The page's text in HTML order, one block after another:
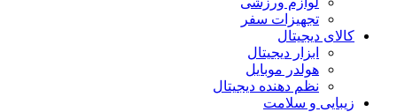
تجهیزات سفر
کالای دیجیتال
ابزار دیجیتال
هولدر موبایل
نظم دهنده دیجیتال
زیبایی و سلامت